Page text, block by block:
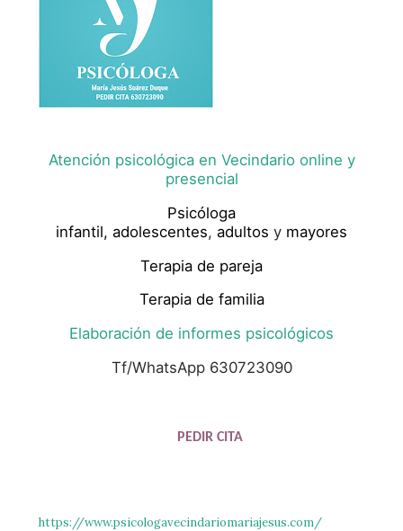
Atención psicológica en Vecindario online y
presencial
Psicóloga
infantil, adolescentes, adultos y mayores
Terapia de pareja
Terapia de familia
Elaboración de informes psicológicos
Tf/WhatsApp 630723090
PEDIR CITA
https://www.psicologavecindariomariajesus.com/